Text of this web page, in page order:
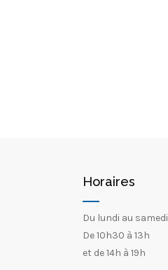
Horaires
Du lundi au samedi
De 10h30 à 13h
et de 14h à 19h